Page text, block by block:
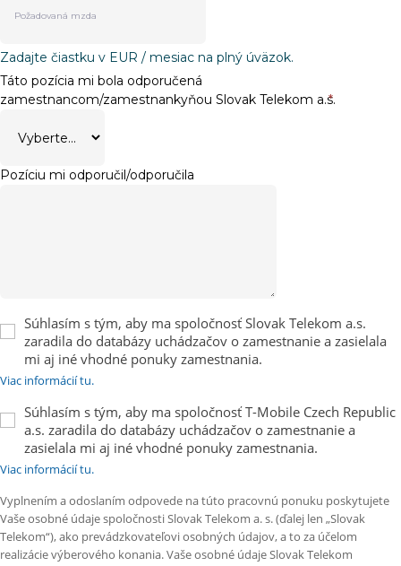
Zadajte čiastku v EUR / mesiac na plný úväzok.
Táto pozícia mi bola odporučená
zamestnancom/zamestnankyňou Slovak Telekom a.s.
*
Pozíciu mi odporučil/odporučila
Súhlasím s tým, aby ma spoločnosť Slovak Telekom a.s.
zaradila do databázy uchádzačov o zamestnanie a zasielala
mi aj iné vhodné ponuky zamestnania.
Viac informácií tu.
Súhlasím s tým, aby ma spoločnosť T-Mobile Czech Republic
a.s. zaradila do databázy uchádzačov o zamestnanie a
zasielala mi aj iné vhodné ponuky zamestnania.
Viac informácií tu.
Vyplnením a odoslaním odpovede na túto pracovnú ponuku poskytujete
Vaše osobné údaje spoločnosti Slovak Telekom a. s. (ďalej len „Slovak
Telekom“), ako prevádzkovateľovi osobných údajov, a to za účelom
realizácie výberového konania. Vaše osobné údaje Slovak Telekom